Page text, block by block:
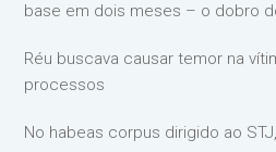
base em dois meses – o dobro
Réu buscava causar temor na
processos
No habeas corpus dirigido ao